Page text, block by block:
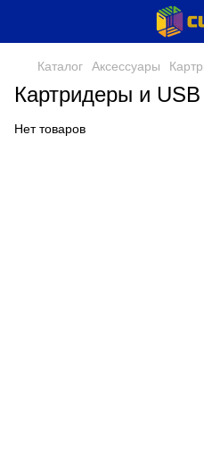
Каталог Аксессуары
Картридеры и
Нет товаров